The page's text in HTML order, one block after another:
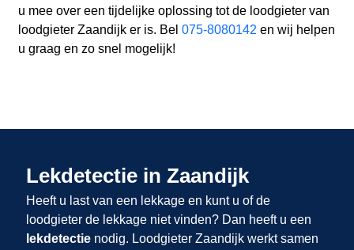
u mee over een tijdelijke oplossing tot de loodgieter van
loodgieter Zaandijk er is. Bel 075-8080142 en wij helpen
u graag en zo snel mogelijk!
Lekdetectie in Zaandijk
Heeft u last van een lekkage en kunt u of de
loodgieter de lekkage niet vinden? Dan heeft u een
lekdetectienodig. Loodgieter Zaandijk werkt samen